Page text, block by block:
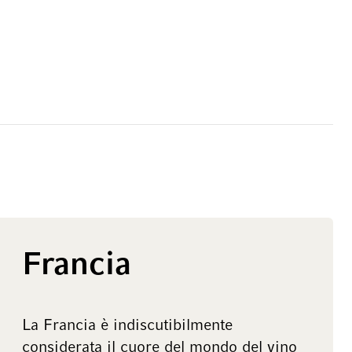
Francia
La Francia è indiscutibilmente
considerata il cuore del mondo del vino